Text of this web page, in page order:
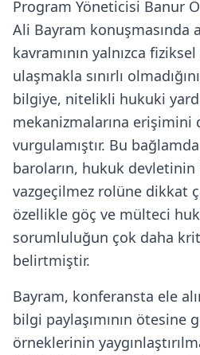
Program Yöneticisi Banur
Ali Bayram konuşmasında
kavramının yalnızca
ulaşmakla sınırlı
bilgiye, nitelikli hukuki
mekanizmalarına erişimini
vurgulamıştır. Bu
baroların, hukuk
vazgeçilmez rolüne dikkat
özellikle göç ve mülteci
sorumluluğun çok daha
belirtmiştir.
Bayram, konferansta ele
bilgi paylaşımının ötesine
örneklerinin